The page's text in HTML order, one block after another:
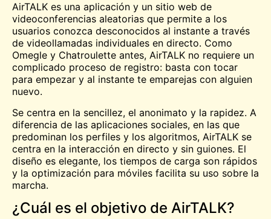
AirTALK es una aplicación y un sitio web de
videoconferencias aleatorias que permite a los
usuarios conozca desconocidos al instante a través
de videollamadas individuales en directo. Como
Omegle y Chatroulette antes, AirTALK no requiere un
complicado proceso de registro: basta con tocar
para empezar y al instante te emparejas con alguien
nuevo.
Se centra en la sencillez, el anonimato y la rapidez. A
diferencia de las aplicaciones sociales, en las que
predominan los perfiles y los algoritmos, AirTALK se
centra en la interacción en directo y sin guiones. El
diseño es elegante, los tiempos de carga son rápidos
y la optimización para móviles facilita su uso sobre la
marcha.
¿Cuál es el objetivo de AirTALK?